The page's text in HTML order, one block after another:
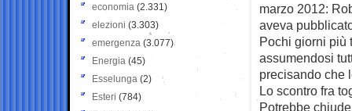
marzo 2012:
aveva
Pochi giorni più
assumendosi
precisando che
Lo scontro fra
Potrebbe
economia (2.331)
elezioni (3.303)
emergenza (3.077)
Energia (45)
Esselunga (2)
Esteri (784)